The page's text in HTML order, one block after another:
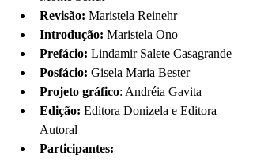
Revisão: Maristela Reinehr
Introdução: Maristela Ono
Prefácio: Lindamir Salete Casagrande
Posfácio: Gisela Maria Bester
Projeto gráfico: Andréia Gavita
Edição: Editora Donizela e Editora
Autoral
Participantes: